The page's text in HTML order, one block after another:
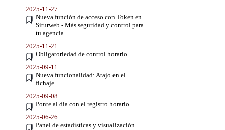
2025-11-27
Nueva función de acceso con Token en
Siturweb - Más seguridad y control para
tu agencia
2025-11-21
Obligatoriedad de control horario
2025-09-11
Nueva funcionalidad: Atajo en el
fichaje
2025-09-08
Ponte al dia con el registro horario
2025-06-26
Panel de estadísticas y visualización